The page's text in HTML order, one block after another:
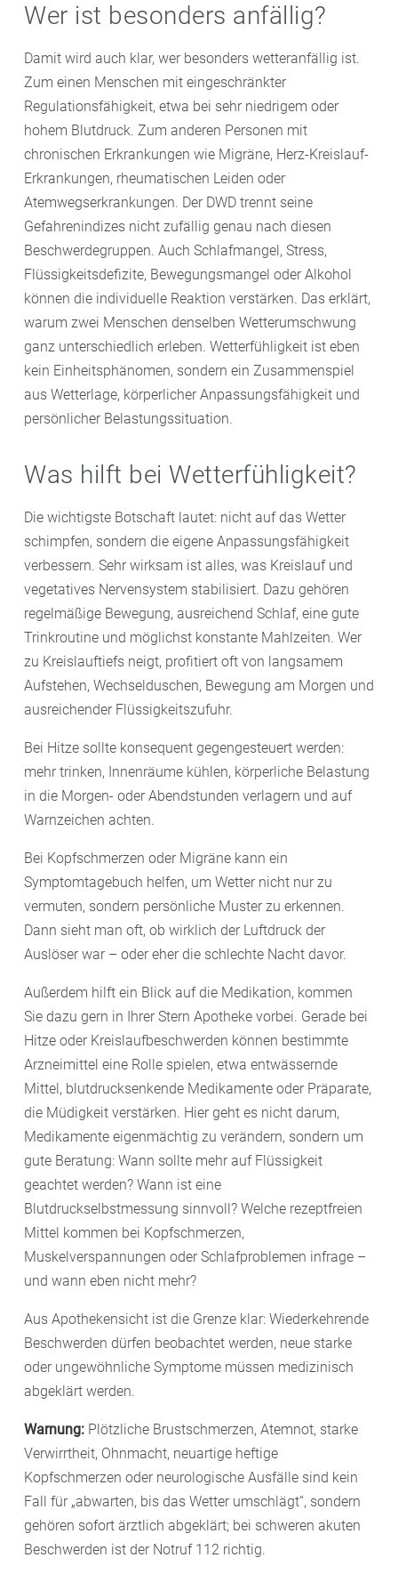
Wer ist besonders anfällig?
Damit wird auch klar, wer besonders wetteranfällig ist.
Zum einen Menschen mit eingeschränkter
Regulationsfähigkeit, etwa bei sehr niedrigem oder
hohem Blutdruck. Zum anderen Personen mit
chronischen Erkrankungen wie Migräne, Herz-Kreislauf-
Erkrankungen, rheumatischen Leiden oder
Atemwegserkrankungen. Der DWD trennt seine
Gefahrenindizes nicht zufällig genau nach diesen
Beschwerdegruppen. Auch Schlafmangel, Stress,
Flüssigkeitsdefizite, Bewegungsmangel oder Alkohol
können die individuelle Reaktion verstärken. Das erklärt,
warum zwei Menschen denselben Wetterumschwung
ganz unterschiedlich erleben. Wetterfühligkeit ist eben
kein Einheitsphänomen, sondern ein Zusammenspiel
aus Wetterlage, körperlicher Anpassungsfähigkeit und
persönlicher Belastungssituation.
Was hilft bei Wetterfühligkeit?
Die wichtigste Botschaft lautet: nicht auf das Wetter
schimpfen, sondern die eigene Anpassungsfähigkeit
verbessern. Sehr wirksam ist alles, was Kreislauf und
vegetatives Nervensystem stabilisiert. Dazu gehören
regelmäßige Bewegung, ausreichend Schlaf, eine gute
Trinkroutine und möglichst konstante Mahlzeiten. Wer
zu Kreislauftiefs neigt, profitiert oft von langsamem
Aufstehen, Wechselduschen, Bewegung am Morgen und
ausreichender Flüssigkeitszufuhr.
Bei Hitze sollte konsequent gegengesteuert werden:
mehr trinken, Innenräume kühlen, körperliche Belastung
in die Morgen- oder Abendstunden verlagern und auf
Warnzeichen achten.
Bei Kopfschmerzen oder Migräne kann ein
Symptomtagebuch helfen, um Wetter nicht nur zu
vermuten, sondern persönliche Muster zu erkennen.
Dann sieht man oft, ob wirklich der Luftdruck der
Auslöser war – oder eher die schlechte Nacht davor.
Außerdem hilft ein Blick auf die Medikation, kommen
Sie dazu gern in Ihrer Stern Apotheke vorbei. Gerade bei
Hitze oder Kreislaufbeschwerden können bestimmte
Arzneimittel eine Rolle spielen, etwa entwässernde
Mittel, blutdrucksenkende Medikamente oder Präparate,
die Müdigkeit verstärken. Hier geht es nicht darum,
Medikamente eigenmächtig zu verändern, sondern um
gute Beratung: Wann sollte mehr auf Flüssigkeit
geachtet werden? Wann ist eine
Blutdruckselbstmessung sinnvoll? Welche rezeptfreien
Mittel kommen bei Kopfschmerzen,
Muskelverspannungen oder Schlafproblemen infrage –
und wann eben nicht mehr?
Aus Apothekensicht ist die Grenze klar: Wiederkehrende
Beschwerden dürfen beobachtet werden, neue starke
oder ungewöhnliche Symptome müssen medizinisch
abgeklärt werden.
Warnung: Plötzliche Brustschmerzen, Atemnot, starke
Verwirrtheit, Ohnmacht, neuartige heftige
Kopfschmerzen oder neurologische Ausfälle sind kein
Fall für „abwarten, bis das Wetter umschlägt“, sondern
gehören sofort ärztlich abgeklärt; bei schweren akuten
Beschwerden ist der Notruf 112 richtig.